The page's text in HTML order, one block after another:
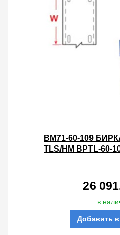
BM71-60-109
TLS/HM BPTL-60-
26
в
Добавить